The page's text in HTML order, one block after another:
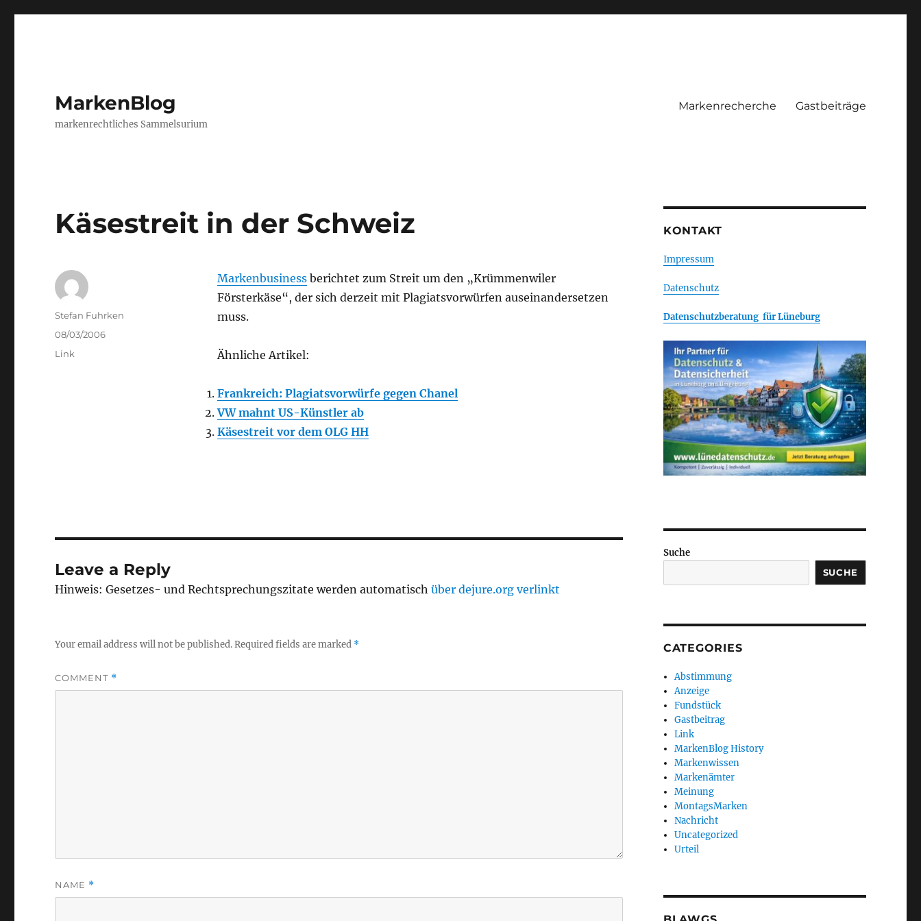
MarkenBlog
markenrechtliches Sammelsurium
Markenrecherche Gastbeiträge
Käsestreit in der Schweiz
Markenbusinessberichtet zum Streit um den „Krümmenwiler
Försterkäse“, der sich derzeit mit Plagiatsvorwürfen auseinandersetzen
muss.
Ähnliche Artikel:
Frankreich: Plagiatsvorwürfe gegen Chanel
VW mahnt US-Künstler ab
Käsestreit vor dem OLG HH
Author
Stefan Fuhrken
Posted
on
08/03/2006
Categories
Link
Leave a Reply
Hinweis: Gesetzes- und Rechtsprechungszitate werden automatischüber dejure.org verlinkt
Your email address will not be published.Required fields are marked *
COMMENT *
NAME *
KONTAKT
Impressum
Datenschutz
Datenschutzberatung für Lüneburg
Suche
SUCHE
CATEGORIES
Abstimmung
Anzeige
Fundstück
Gastbeitrag
Link
MarkenBlog History
Markenwissen
Markenämter
Meinung
MontagsMarken
Nachricht
Uncategorized
Urteil